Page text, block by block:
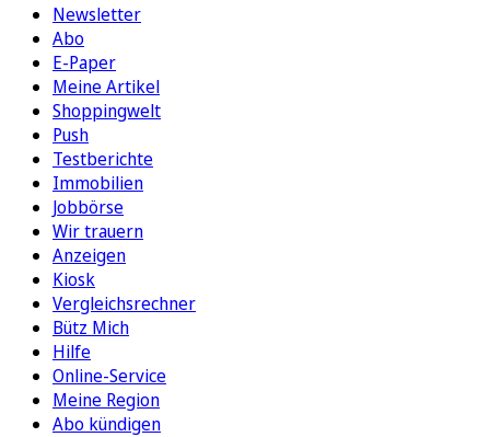
Newsletter
Abo
E-Paper
Meine Artikel
Shoppingwelt
Push
Testberichte
Immobilien
Jobbörse
Wir trauern
Anzeigen
Kiosk
Vergleichsrechner
Bütz Mich
Hilfe
Online-Service
Meine Region
Abo kündigen